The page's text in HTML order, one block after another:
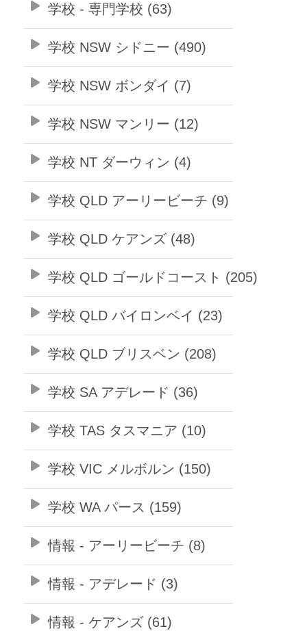
学校 - 専門学校 (63)
学校 NSW シドニー (490)
学校 NSW ボンダイ (7)
学校 NSW マンリー (12)
学校 NT ダーウィン (4)
学校 QLD アーリービーチ (9)
学校 QLD ケアンズ (48)
学校 QLD ゴールドコースト (205)
学校 QLD バイロンベイ (23)
学校 QLD ブリスベン (208)
学校 SA アデレード (36)
学校 TAS タスマニア (10)
学校 VIC メルボルン (150)
学校 WA パース (159)
情報 - アーリービーチ (8)
情報 - アデレード (3)
情報 - ケアンズ (61)